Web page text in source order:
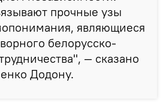
прочные узы
являющиеся
белорусско-
— сказано
Додону.